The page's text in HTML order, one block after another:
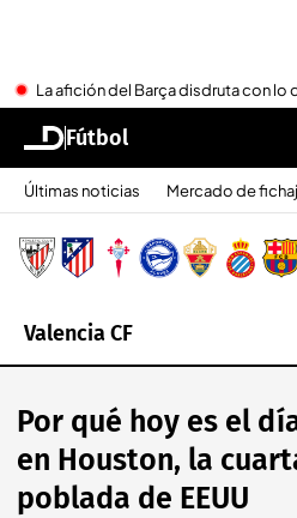
La afición del Barça disdruta con lo
Fútbol
Últimas noticias Mercado de
Valencia CF
Por qué hoy es el
en Houston, la
poblada de EEUU